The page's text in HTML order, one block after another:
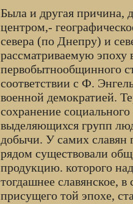
Была и другая причина,
центром,-
севера (по Днепру) и
рассматриваемую эпоху
первобытнообщинного
соответствии с Ф.
военной демократией.
сохранение
выделяющихся групп
добычи. У самих славян
рядом существовали
продукцию. которого
тогдашнее славянское, в
присущего той эпохе,